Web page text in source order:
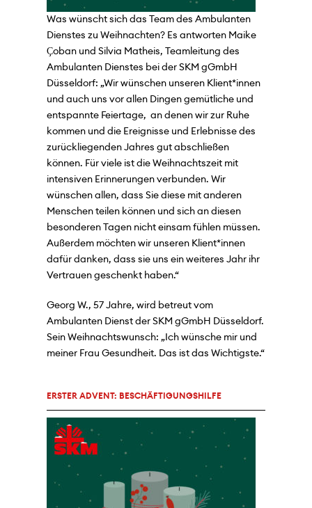
Was wünscht sich das Team des Ambulanten
Dienstes zu Weihnachten? Es antworten Maike
Ҫoban und Silvia Matheis, Teamleitung des
Ambulanten Dienstes bei der SKM gGmbH
Düsseldorf: „Wir wünschen unseren Klient*innen
und auch uns vor allen Dingen gemütliche und
entspannte Feiertage, an denen wir zur Ruhe
kommen und die Ereignisse und Erlebnisse des
zurückliegenden Jahres gut abschließen
können. Für viele ist die Weihnachtszeit mit
intensiven Erinnerungen verbunden. Wir
wünschen allen, dass Sie diese mit anderen
Menschen teilen können und sich an diesen
besonderen Tagen nicht einsam fühlen müssen.
Außerdem möchten wir unseren Klient*innen
dafür danken, dass sie uns ein weiteres Jahr ihr
Vertrauen geschenkt haben.“
Georg W., 57 Jahre, wird betreut vom
Ambulanten Dienst der SKM gGmbH Düsseldorf.
Sein Weihnachtswunsch: „Ich wünsche mir und
meiner Frau Gesundheit. Das ist das Wichtigste.“
ERSTER ADVENT: BESCHÄFTIGUNGSHILFE